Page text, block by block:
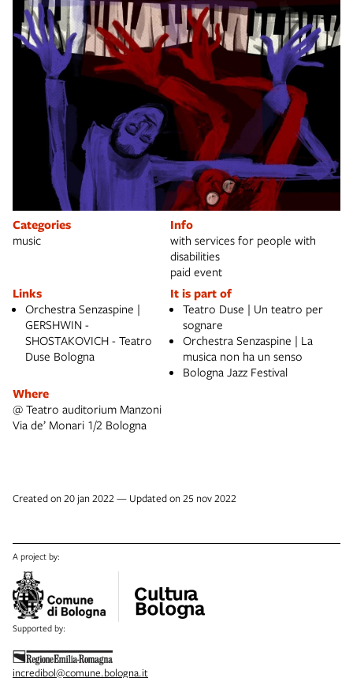
Categories
music
Info
with services for people with
disabilities
paid event
Links
Orchestra Senzaspine |
GERSHWIN -
SHOSTAKOVICH - Teatro
Duse Bologna
It is part of
Teatro Duse | Un teatro per
sognare
Orchestra Senzaspine | La
musica non ha un senso
Bologna Jazz Festival
Where
@ Teatro auditorium Manzoni
Via de’ Monari 1/2 Bologna
Created on 20 jan 2022 — Updated on 25 nov 2022
A project by:
Supported by:
incredibol@comune.bologna.it